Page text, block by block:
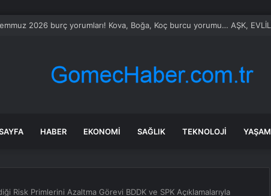
ile Vietnam arasında ‘hava’da yeni dönem… Sefer kapasitesi artırıldı
HABER EKONOMI SAĞLIK TEKNOLOJI YAŞAM
Risk Primlerini Azaltma Görevi BDDK ve SPK Açıklamalarıyla